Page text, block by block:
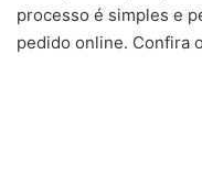
processo é simples e
pedido online. Confira